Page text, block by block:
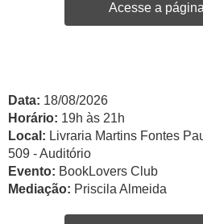
Acesse a
Data: 18/08/2026
Horário: 19h às 21h
Local: Livraria Martins Fontes
509 - Auditório
Evento: BookLovers Club
Mediação: Priscila Almeida